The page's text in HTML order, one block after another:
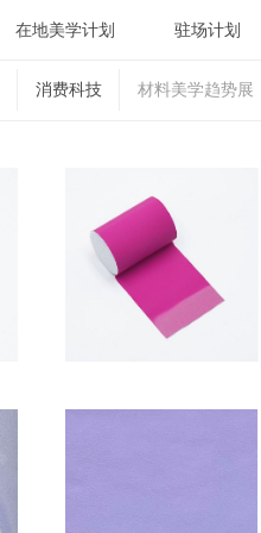
消费科技 材料美学趋势展
在地美学计划 驻场计划